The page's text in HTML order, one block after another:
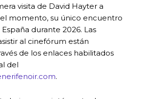
visita de David Hayter a
el momento, su único encuentro
durante 2026. Las
al cinefórum están
de los enlaces habilitados
del
.